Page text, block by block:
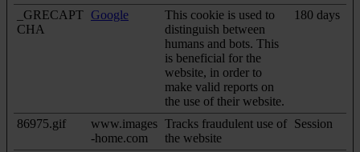
_GRECAPT
CHA
Google
This cookie is used to
distinguish between
humans and bots. This
is beneficial for the
website, in order to
make valid reports on
the use of their website.
180 days
86975.gif
www.images
-home.com
Tracks fraudulent use of
the website
Session